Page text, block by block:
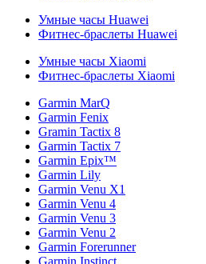
Умные часы Huawei
Фитнес-браслеты Huawei
Умные часы Xiaomi
Фитнес-браслеты Xiaomi
Garmin MarQ
Garmin Fenix
Gramin Tactix 8
Garmin Tactix 7
Garmin Epix™
Garmin Lily
Garmin Venu X1
Garmin Venu 4
Garmin Venu 3
Garmin Venu 2
Garmin Forerunner
Garmin Instinct